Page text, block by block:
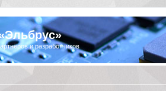
и разработчиков